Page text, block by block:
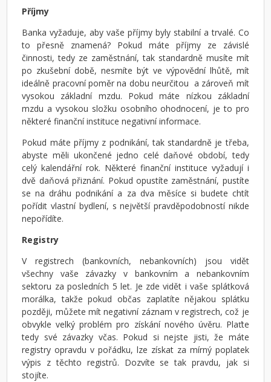
Příjmy
Banka vyžaduje, aby vaše příjmy byly stabilní a trvalé. Co
to přesně znamená? Pokud máte příjmy ze závislé
činnosti, tedy ze zaměstnání, tak standardně musíte mít
po zkušební době, nesmíte být ve výpovědní lhůtě, mít
ideálně pracovní poměr na dobu neurčitou a zároveň mít
vysokou základní mzdu. Pokud máte nízkou základní
mzdu a vysokou složku osobního ohodnocení, je to pro
některé finanční instituce negativní informace.
Pokud máte příjmy z podnikání, tak standardně je třeba,
abyste měli ukončené jedno celé daňové období, tedy
celý kalendářní rok. Některé finanční instituce vyžadují i
dvě daňová přiznání. Pokud opustíte zaměstnání, pustíte
se na dráhu podnikání a za dva měsíce si budete chtít
pořídit vlastní bydlení, s největší pravděpodobností nikde
nepořídíte.
Registry
V registrech (bankovních, nebankovních) jsou vidět
všechny vaše závazky v bankovním a nebankovním
sektoru za posledních 5 let. Je zde vidět i vaše splátková
morálka, takže pokud občas zaplatíte nějakou splátku
později, můžete mít negativní záznam v registrech, což je
obvykle velký problém pro získání nového úvěru. Plaťte
tedy své závazky včas. Pokud si nejste jisti, že máte
registry opravdu v pořádku, lze získat za mírný poplatek
výpis z těchto registrů. Dozvíte se tak pravdu, jak si
stojíte.